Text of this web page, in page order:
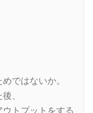
ではないか。
、
トプットをする